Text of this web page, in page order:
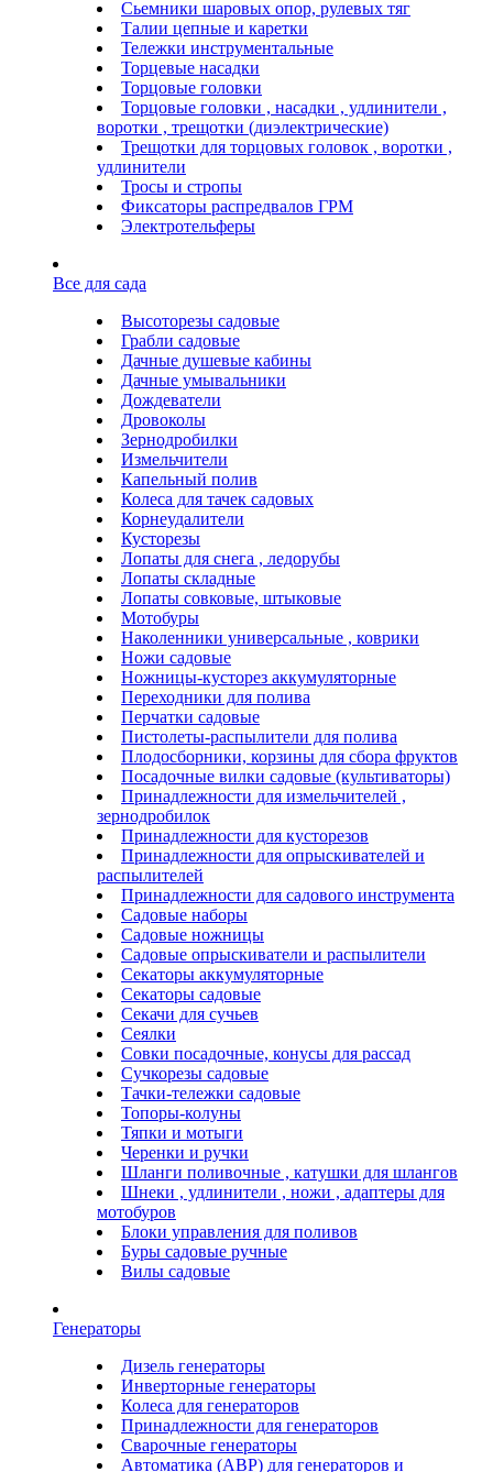
Сьемники шаровых опор, рулевых тяг
Талии цепные и каретки
Тележки инструментальные
Торцевые насадки
Торцовые головки
Торцовые головки , насадки , удлинители ,
воротки , трещотки (диэлектрические)
Трещотки для торцовых головок , воротки ,
удлинители
Тросы и стропы
Фиксаторы распредвалов ГРМ
Электротельферы
Все для сада
Высоторезы садовые
Грабли садовые
Дачные душевые кабины
Дачные умывальники
Дождеватели
Дровоколы
Зернодробилки
Измельчители
Капельный полив
Колеса для тачек садовых
Корнеудалители
Кусторезы
Лопаты для снега , ледорубы
Лопаты складные
Лопаты совковые, штыковые
Мотобуры
Наколенники универсальные , коврики
Ножи садовые
Ножницы-кусторез аккумуляторные
Переходники для полива
Перчатки садовые
Пистолеты-распылители для полива
Плодосборники, корзины для сбора фруктов
Посадочные вилки садовые (культиваторы)
Принадлежности для измельчителей ,
зернодробилок
Принадлежности для кусторезов
Принадлежности для опрыскивателей и
распылителей
Принадлежности для садового инструмента
Садовые наборы
Садовые ножницы
Садовые опрыскиватели и распылители
Секаторы аккумуляторные
Секаторы садовые
Секачи для сучьев
Сеялки
Совки посадочные, конусы для рассад
Сучкорезы садовые
Тачки-тележки садовые
Топоры-колуны
Тяпки и мотыги
Черенки и ручки
Шланги поливочные , катушки для шлангов
Шнеки , удлинители , ножи , адаптеры для
мотобуров
Блоки управления для поливов
Буры садовые ручные
Вилы садовые
Генераторы
Дизель генераторы
Инверторные генераторы
Колеса для генераторов
Принадлежности для генераторов
Сварочные генераторы
Автоматика (АВР) для генераторов и